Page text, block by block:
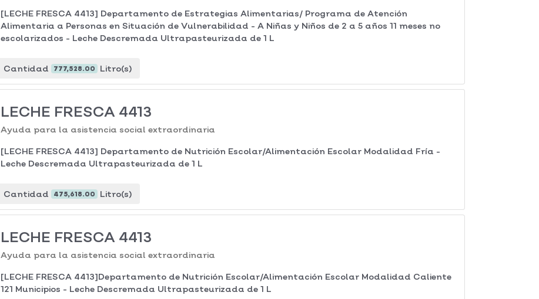
[LECHE FRESCA 4413] Departamento de Estrategias Alimentarias/ Programa de Atención
Alimentaria a Personas en Situación de Vulnerabilidad - A Niñas y Niños de 2 a 5 años 11 meses no
escolarizados - Leche Descremada Ultrapasteurizada de 1 L
Cantidad 777,528.00 Litro(s)
LECHE FRESCA 4413
Ayuda para la asistencia social extraordinaria
[LECHE FRESCA 4413] Departamento de Nutrición Escolar/Alimentación Escolar Modalidad Fría -
Leche Descremada Ultrapasteurizada de 1 L
Cantidad 475,618.00 Litro(s)
LECHE FRESCA 4413
Ayuda para la asistencia social extraordinaria
[LECHE FRESCA 4413]Departamento de Nutrición Escolar/Alimentación Escolar Modalidad Caliente
121 Municipios - Leche Descremada Ultrapasteurizada de 1 L